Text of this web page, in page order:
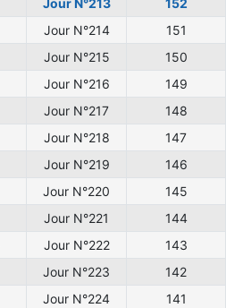
Jour N°213
152
Jour N°214
151
Jour N°215
150
Jour N°216
149
Jour N°217
148
Jour N°218
147
Jour N°219
146
Jour N°220
145
Jour N°221
144
Jour N°222
143
Jour N°223
142
Jour N°224
141